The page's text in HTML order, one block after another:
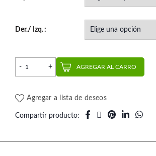
Der./ Izq.
Tubo Triple Roth (1 un.) | RMO cantidad
AGREGAR AL CARRO
Agregar a lista de deseos
Compartir producto